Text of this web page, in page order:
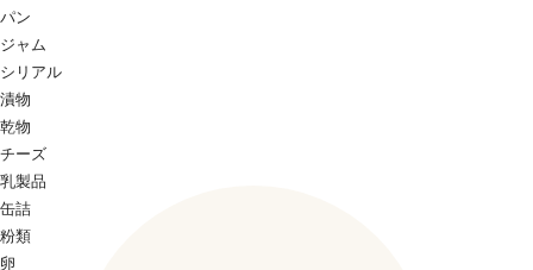
パン
ジャム
シリアル
漬物
乾物
チーズ
乳製品
缶詰
粉類
卵